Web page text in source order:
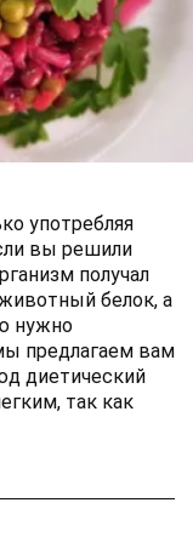
употребляя
вы решили
получал
белок, а
нужно
предлагаем вам
диетический
так как